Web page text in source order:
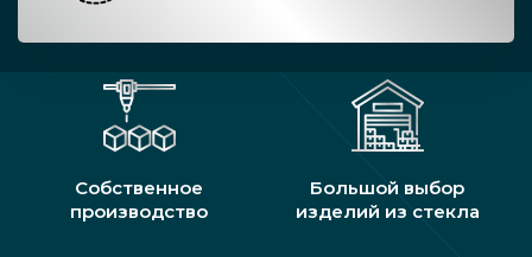
Собственное
производство
Большой выбор
изделий из стекла